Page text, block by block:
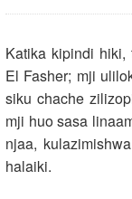
Katika kipindi
El Fasher; mji
siku chache
mji huo sasa
njaa,
halaiki.